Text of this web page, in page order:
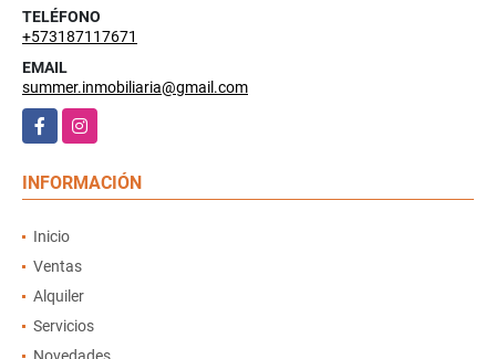
TELÉFONO
+573187117671
EMAIL
summer.inmobiliaria@gmail.com
FacebookInstagram
INFORMACIÓN
Inicio
Ventas
Alquiler
Servicios